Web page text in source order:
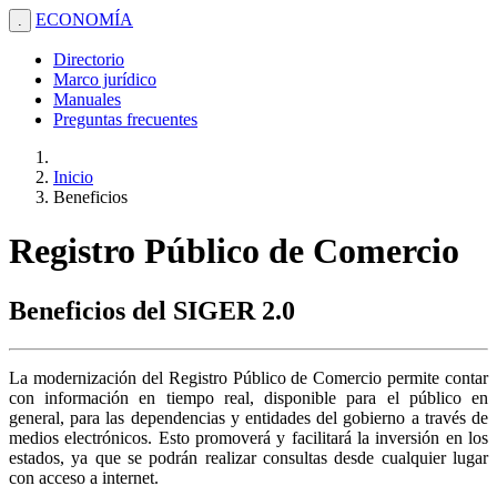
. ECONOMÍA
Directorio
Marco jurídico
Manuales
Preguntas frecuentes
Inicio
Beneficios
Registro Público de Comercio
Beneficios del SIGER 2.0
La modernización del Registro Público de Comercio permite contar
con información en tiempo real, disponible para el público en
general, para las dependencias y entidades del gobierno a través de
medios electrónicos. Esto promoverá y facilitará la inversión en los
estados, ya que se podrán realizar consultas desde cualquier lugar
con acceso a internet.